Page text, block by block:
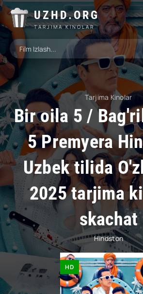
UZHD.ORG
TARJIMA KINOLAR
Tarjima Kinolar
Bir oila 5 /
5 Premyera
Uzbek tilida
2025 tarjima
skachat
Hindston
HD